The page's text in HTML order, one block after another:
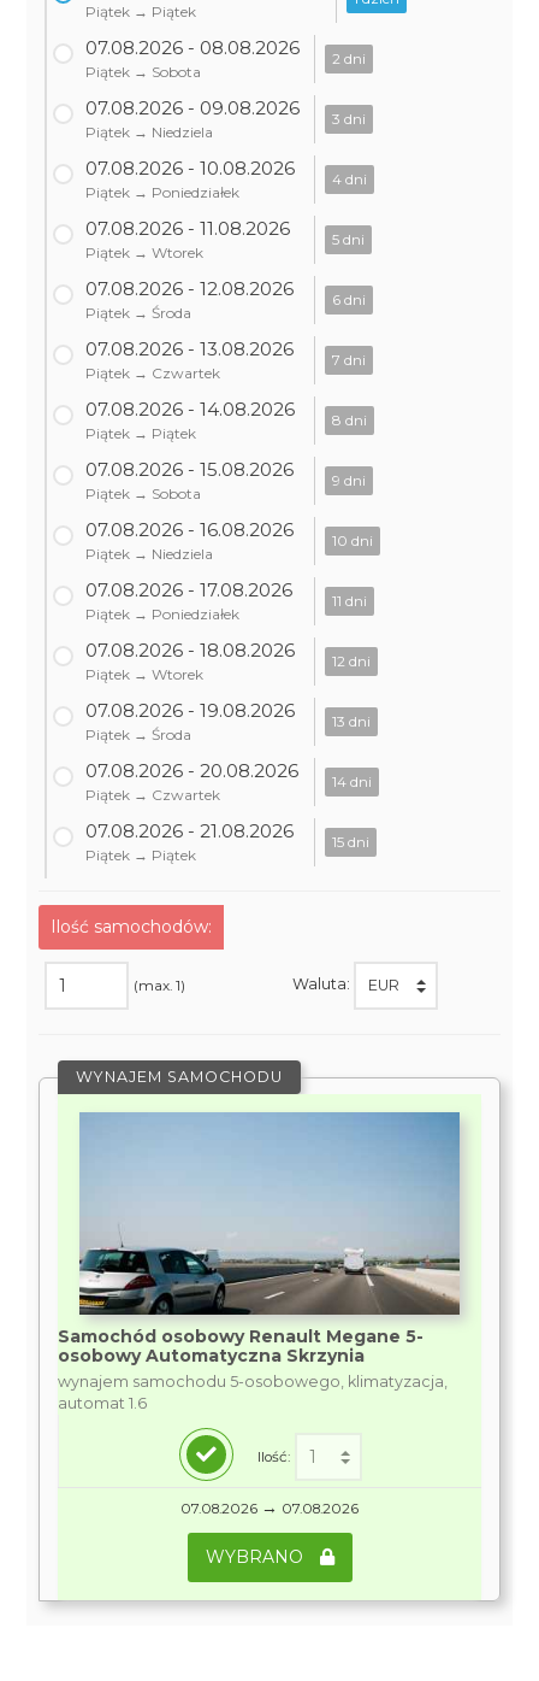
Piątek → Piątek
07.08.2026 - 08.08.2026
Piątek → Sobota
2 dni
07.08.2026 - 09.08.2026
Piątek → Niedziela
3 dni
07.08.2026 - 10.08.2026
Piątek → Poniedziałek
4 dni
07.08.2026 - 11.08.2026
Piątek → Wtorek
5 dni
07.08.2026 - 12.08.2026
Piątek → Środa
6 dni
07.08.2026 - 13.08.2026
Piątek → Czwartek
7 dni
07.08.2026 - 14.08.2026
Piątek → Piątek
8 dni
07.08.2026 - 15.08.2026
Piątek → Sobota
9 dni
07.08.2026 - 16.08.2026
Piątek → Niedziela
10 dni
07.08.2026 - 17.08.2026
Piątek → Poniedziałek
11 dni
07.08.2026 - 18.08.2026
Piątek → Wtorek
12 dni
07.08.2026 - 19.08.2026
Piątek → Środa
13 dni
07.08.2026 - 20.08.2026
Piątek → Czwartek
14 dni
07.08.2026 - 21.08.2026
Piątek → Piątek
15 dni
Ilość samochodów:
(max. 1) Waluta:
WYNAJEM SAMOCHODU
Samochód osobowy Renault Megane 5-
osobowy Automatyczna Skrzynia
wynajem samochodu 5-osobowego, klimatyzacja,
automat 1.6
Ilość:
07.08.2026 → 07.08.2026
WYBRANO